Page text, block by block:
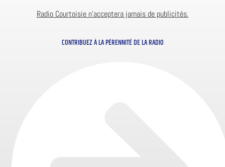
Radio Courtoisie n’acceptera jamais de publicités.
CONTRIBUEZ À LA PÉRENNITÉ DE LA RADIO